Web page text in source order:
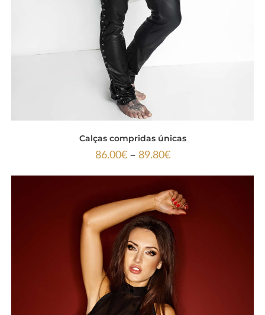
Calças compridas únicas
86.00€ – 89.80€